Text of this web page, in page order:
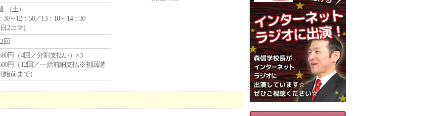
（土）
30～12：50／13：10～14：30
2コマ）
回
円（4回／分割支払い）×3
円（12回／一括前納支払※初回講
始前まで）